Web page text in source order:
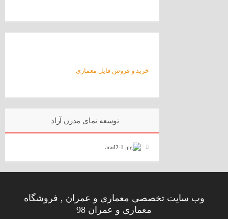
خرید و فروش فایل معماری
توسعه نمای مدرن آراد
وب سایت تخصصی معماری و عمران , فروشگاه
معماری و عمران 98